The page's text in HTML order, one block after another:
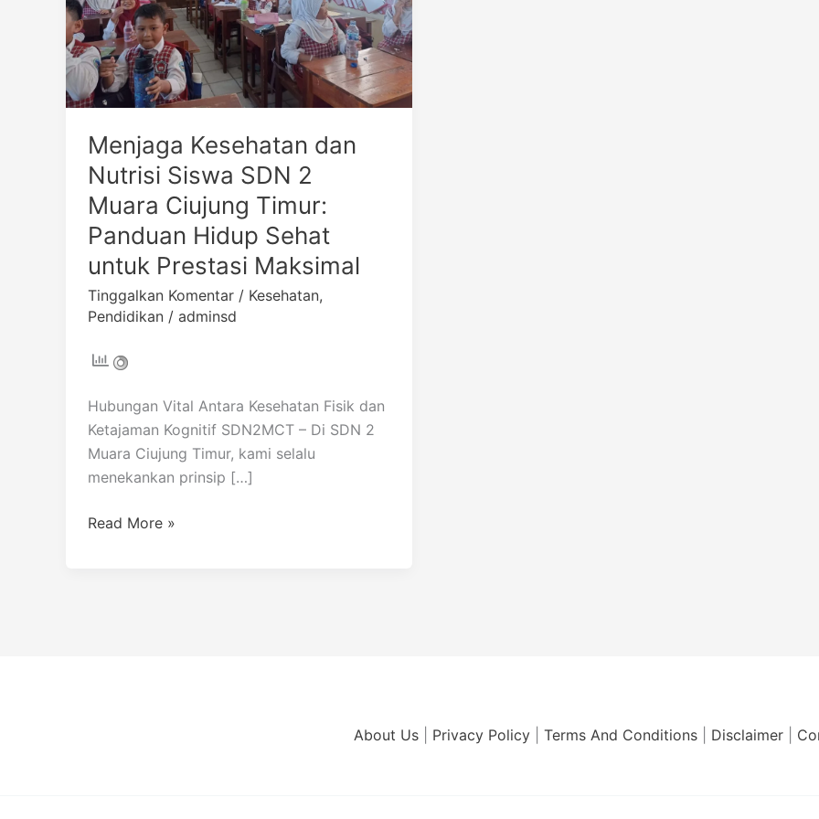
Menjaga Kesehatan dan
Nutrisi Siswa SDN 2
Muara Ciujung Timur:
Panduan Hidup Sehat
untuk Prestasi Maksimal
Tinggalkan Komentar / Kesehatan,
Pendidikan / adminsd
Hubungan Vital Antara Kesehatan Fisik dan
Ketajaman Kognitif SDN2MCT – Di SDN 2
Muara Ciujung Timur, kami selalu
menekankan prinsip […]
Muara
Ciujung
Timur:
Panduan
Sehat
untuk
Maksimal
Read More »
About Us| Privacy Policy| Terms And Conditions| Disclaimer|